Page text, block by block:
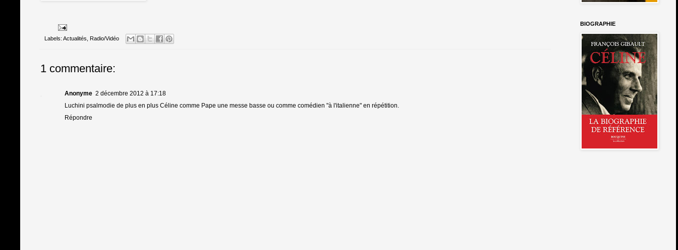
Labels: Actualités Radio/Vidéo
1 commentaire:
Anonyme 2 décembre 2012 à 17:18
Luchini psalmodie de plus en plus Céline comme Pape une messe basse ou comme comédien "à l'italienne" en répétition.
Répondre
BIOGRAPHIE